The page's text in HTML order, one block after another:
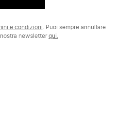
e condizioni . Puoi sempre annullare
newsletterqui.